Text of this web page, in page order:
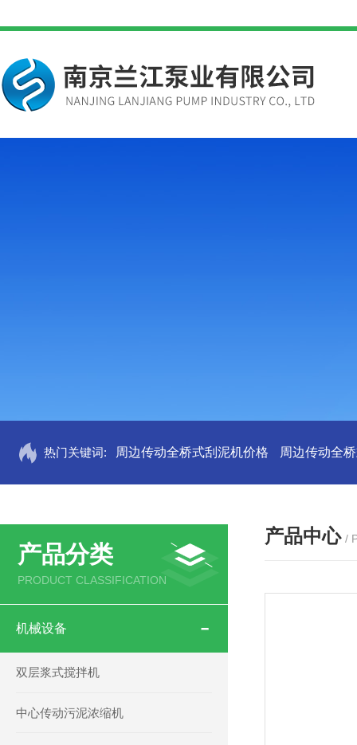
热门关键词: 周边传动全桥式刮泥机价格 周边传动全
产品分类
PRODUCT CLASSIFICATION
机械设备
双层浆式搅拌机
中心传动污泥浓缩机
产品中心 /